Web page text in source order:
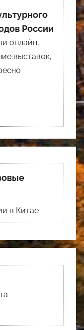
России
онлайн,
выставок,
в Китае